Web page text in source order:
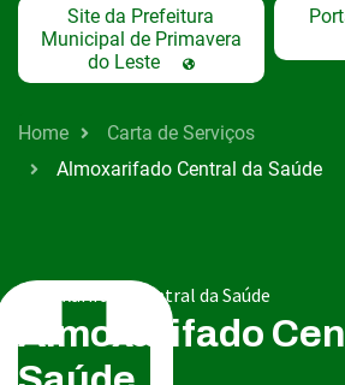
Site da Prefeitura
Municipal de Primavera
do Leste
Home
Carta de Serviços
Almoxarifado Central da Saúde
Almoxarifado Central da Saúde
Almoxarifado